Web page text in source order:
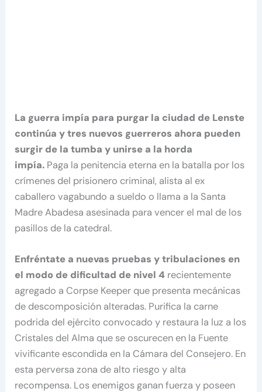
La guerra impía para purgar la ciudad de Lenste
continúa y tres nuevos guerreros ahora pueden
surgir de la tumba y unirse a la horda
impía. Paga la penitencia eterna en la batalla por los
crímenes del prisionero criminal, alista al ex
caballero vagabundo a sueldo o llama a la Santa
Madre Abadesa asesinada para vencer el mal de los
pasillos de la catedral.
Enfréntate a nuevas pruebas y tribulaciones en
el modo de dificultad de nivel 4 recientemente
agregado a Corpse Keeper que presenta mecánicas
de descomposición alteradas. Purifica la carne
podrida del ejército convocado y restaura la luz a los
Cristales del Alma que se oscurecen en la Fuente
vivificante escondida en la Cámara del Consejero. En
esta perversa zona de alto riesgo y alta
recompensa. Los enemigos ganan fuerza y ​​poseen